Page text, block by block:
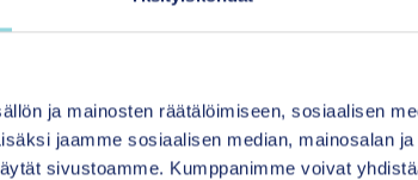
ja mainosten räätälöimiseen, sosiaalisen
jaamme sosiaalisen median, mainosalan
sivustoamme. Kumppanimme voivat
tavoitteena on myös nostaa
koko yhteiskunnassa”, kertoo